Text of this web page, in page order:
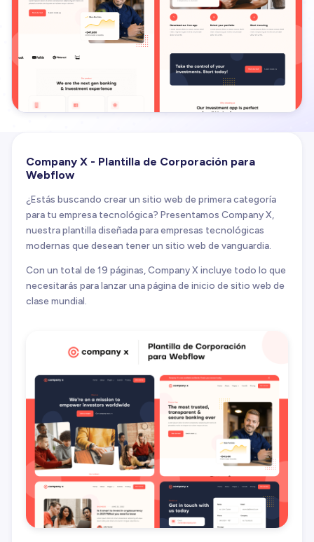
Company X - Plantilla de Corporación para
Webflow
¿Estás buscando crear un sitio web de primera categoría
para tu empresa tecnológica? Presentamos Company X,
nuestra plantilla diseñada para empresas tecnológicas
modernas que desean tener un sitio web de vanguardia.
Con un total de 19 páginas, Company X incluye todo lo que
necesitarás para lanzar una página de inicio de sitio web de
clase mundial.